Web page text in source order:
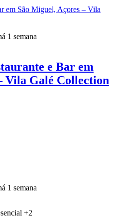
em São Miguel, Açores – Vila
1 semana
e Bar em
Vila Galé Collection
1 semana
+2